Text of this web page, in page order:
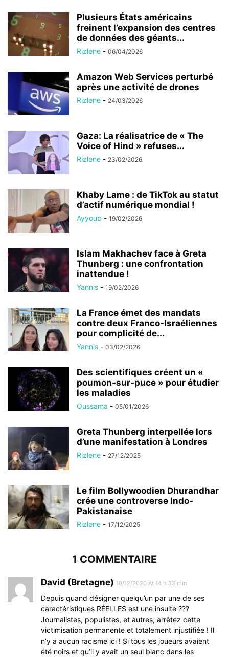
Plusieurs États américains
freinent l’expansion des centres
de données des géants...
Rizlene - 06/04/2026
Amazon Web Services perturbé
après une activité de drones
Rizlene - 24/03/2026
Gaza: La réalisatrice de « The
Voice of Hind » refuses...
Rizlene - 23/02/2026
Khaby Lame : de TikTok au statut
d’actif numérique mondial !
Ayyoub - 19/02/2026
Islam Makhachev face à Greta
Thunberg : une confrontation
inattendue !
Yannis - 19/02/2026
La France émet des mandats
contre deux Franco-Israéliennes
pour complicité de...
Yannis - 03/02/2026
Des scientifiques créent un «
poumon-sur-puce » pour étudier
les maladies
Oussama - 05/01/2026
Greta Thunberg interpellée lors
d’une manifestation à Londres
Rizlene - 27/12/2025
Le film Bollywoodien Dhurandhar
crée une controverse Indo-
Pakistanaise
Rizlene - 17/12/2025
1 COMMENTAIRE
David (Bretagne) 10/12/2020 At 14 h 33 min
Depuis quand désigner quelqu’un par une de ses
caractéristiques RÉELLES est une insulte ???
Journalistes, populistes, et autres, arrêtez cette
victimisation permanente et totalement injustifiée ! Il
n’y a aucun racisme ici ! Si tous les joueurs avaient
été noirs et qu’il y avait un seul blanc dans les